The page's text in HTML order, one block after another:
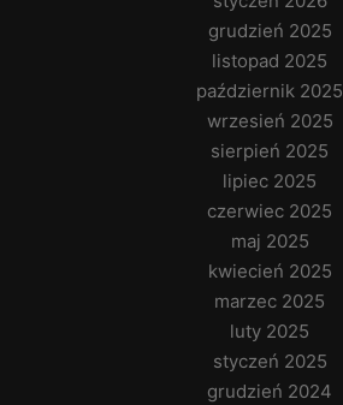
grudzień 2025
listopad 2025
październik 2025
wrzesień 2025
sierpień 2025
lipiec 2025
czerwiec 2025
maj 2025
kwiecień 2025
marzec 2025
luty 2025
styczeń 2025
grudzień 2024